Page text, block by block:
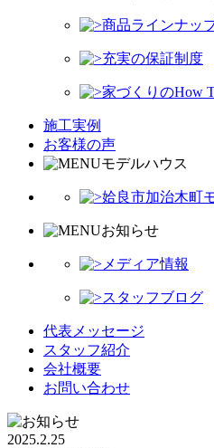
商品ラインナッ
充実の保証制度
家づくりのHow
施工実例
お客様の声
モデルハウス
姶良市加治木町
お知らせ
メディア情報
スタッフブログ
代表メッセージ
スタッフ紹介
会社概要
お問い合わせ
2025.2.25